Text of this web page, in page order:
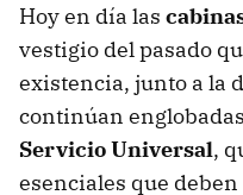
Hoy en día las
vestigio del pasado
existencia, junto a la
continúan
Servicio Universal,
esenciales que